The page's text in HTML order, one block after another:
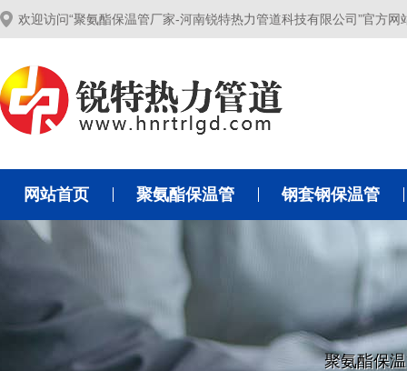
欢迎访问“聚氨酯保温管厂家-河南锐特热力管道科技有限公司”官方网
网站首页 聚氨酯保温管 钢套钢保温管
聚氨酯保